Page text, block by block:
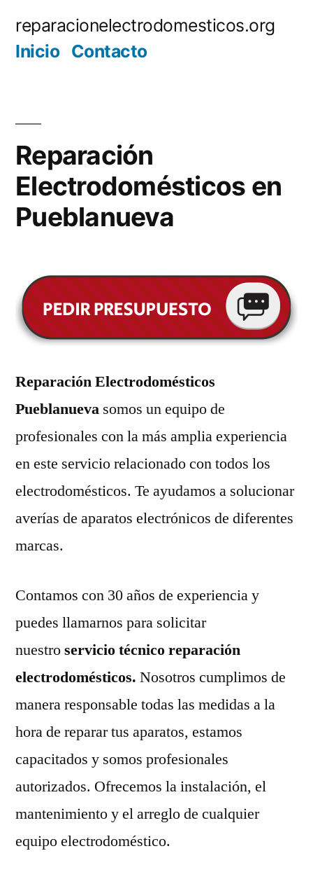
reparacionelectrodomesticos.org
Inicio Contacto
Reparación
Electrodomésticos en
Pueblanueva
Reparación Electrodomésticos
Pueblanueva somos un equipo de
profesionales con la más amplia experiencia
en este servicio relacionado con todos los
electrodomésticos. Te ayudamos a solucionar
averías de aparatos electrónicos de diferentes
marcas.
Contamos con 30 años de experiencia y
puedes llamarnos para solicitar
nuestroservicio técnico reparación
electrodomésticos. Nosotros cumplimos de
manera responsable todas las medidas a la
hora de reparar tus aparatos, estamos
capacitados y somos profesionales
autorizados. Ofrecemos la instalación, el
mantenimiento y el arreglo de cualquier
equipo electrodoméstico.